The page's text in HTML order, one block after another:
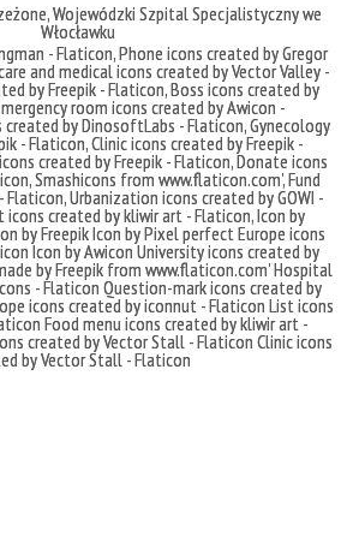
Wojewódzki Szpital Specjalistyczny we
Włocławku
- Flaticon,Phone icons created by Gregor
and medical icons created by Vector Valley -
by Freepik - Flaticon,Boss icons created by
room icons created by Awicon -
by DinosoftLabs - Flaticon,Gynecology
- Flaticon,Clinic icons created by Freepik -
created by Freepik - Flaticon,Donate icons
,Smashicons from www.flaticon.com',Fund
Flaticon,Urbanization icons created by GOWI -
icons created by kliwir art - Flaticon,Icon by
by FreepikIcon by Pixel perfectEurope icons
Icon by Awicon University icons created by
byFreepik from www.flaticon.com'Hospital
- Flaticon Question-mark icons created by
icons created by iconnut - Flaticon List icons
Food menu icons created by kliwir art -
created by Vector Stall - Flaticon Clinic icons
by Vector Stall - Flaticon